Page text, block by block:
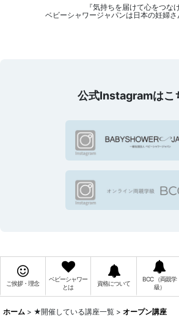
『気持ちを届けて心をつなげ
ベビーシャワージャパンは日本の妊婦
公式Instagramはこ
ご挨拶・理念
ベビーシャワー
とは
資格について
BCC （両親学
級）
ホーム > ★開催している講座一覧 > オープン講座